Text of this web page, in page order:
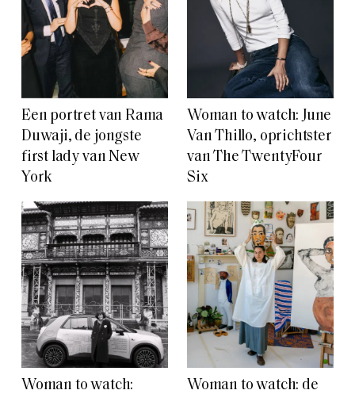
Een portret van Rama
Duwaji, de jongste
first lady van New
York
Woman to watch: June
Van Thillo, oprichtster
van The TwentyFour
Six
Woman to watch:
Woman to watch: de